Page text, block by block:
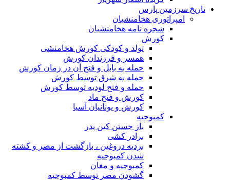
تاریخ سرزمین پارس
امپراتوری هخامنشیان
شجره نامه هخامنشیان
کورش
تولد و کودکی کورش هخامنشی
همسر و فرزندان کورش
حمله به بابل و فتح آن در زمان کورش
حمله به شرق توسط کورش
حمله و فتح لودیه توسط کورش
کورش و فتح ماد
کورش و یونانیان آسیا
کمبوجیه
باز جستن کین پدر
برادر کشی
بردیه دروغین ، بازگشت از مصر و کشته
شدن کمبوجیه
کمبوجیه و مغان
گشودن مصر توسط کمبوجیه